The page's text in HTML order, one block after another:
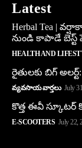
Latest
Herbal Tea |
నుండి కాపాడే బెస్ట్
HEALTH AND
రైతులకు బిగ్
వ్యవసాయ వార్తలు July
కొత్త ఈవీ స్కూట‌ర్
E-SCOOTERS July 22,